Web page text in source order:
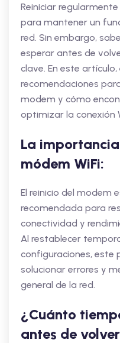
Reiniciar regularmente
para mantener un
red. Sin embargo,
esperar antes de
clave. En este
recomendaciones
modem y cómo
optimizar la conexión
La
módem WiFi:
El reinicio del modem
recomendada para
conectividad y
Al restablecer
configuraciones, este
solucionar errores y
general de la red.
¿Cuánto
antes de